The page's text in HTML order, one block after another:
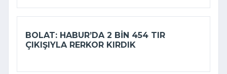
BOLAT: HABUR’DA 2 BIN 454 TIR
ÇIKIŞIYLA RERKOR KIRDIK